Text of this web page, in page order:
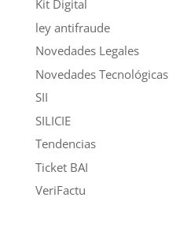
Kit Digital
ley antifraude
Novedades Legales
Novedades Tecnológicas
SII
SILICIE
Tendencias
Ticket BAI
VeriFactu